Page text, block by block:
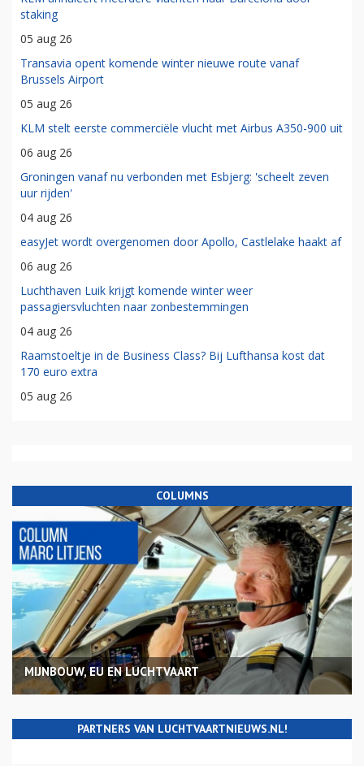
staking
05 aug 26
Transavia opent komende winter nieuwe route vanaf
Brussels Airport
05 aug 26
KLM stelt eerste commerciële vlucht met Airbus A350-900 uit
06 aug 26
Groningen vanaf nu verbonden met Esbjerg: 'scheelt zeven
uur rijden'
04 aug 26
easyJet wordt overgenomen door Apollo, Castlelake haakt af
06 aug 26
Luchthaven Luik krijgt komende winter weer
passagiersvluchten naar zonbestemmingen
04 aug 26
Raamstoeltje in de Business Class? Bij Lufthansa kost dat
170 euro extra
05 aug 26
COLUMNS
MIJNBOUW, EU EN LUCHTVAART
PARTNERS VAN LUCHTVAARTNIEUWS.NL!